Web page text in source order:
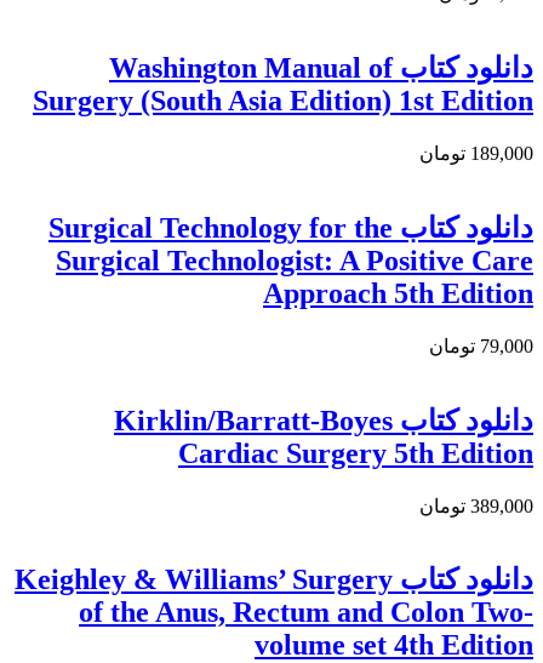
دانلود كتاب Washington Manual of
Surgery (South Asia Edition) 1st Edition
189,000 تومان
دانلود کتاب Surgical Technology for the
Surgical Technologist: A Positive Care
Approach 5th Edition
79,000 تومان
دانلود کتاب Kirklin/Barratt-Boyes
Cardiac Surgery 5th Edition
389,000 تومان
دانلود کتاب Keighley & Williams’ Surgery
of the Anus, Rectum and Colon Two-
volume set 4th Edition